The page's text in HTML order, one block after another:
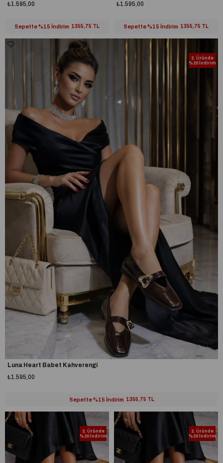
₺1.595,00
Sepette %15 İndirim 1355,75 TL
₺1.595,00
Sepette %15 İndirim 1355,75 TL
2. Üründe
%20 İndirim
Luna Heart Babet Kahverengi
₺1.595,00
Sepette %15 İndirim 1355,75 TL
2. Üründe
%20 İndirim
2. Üründe
%20 İndirim